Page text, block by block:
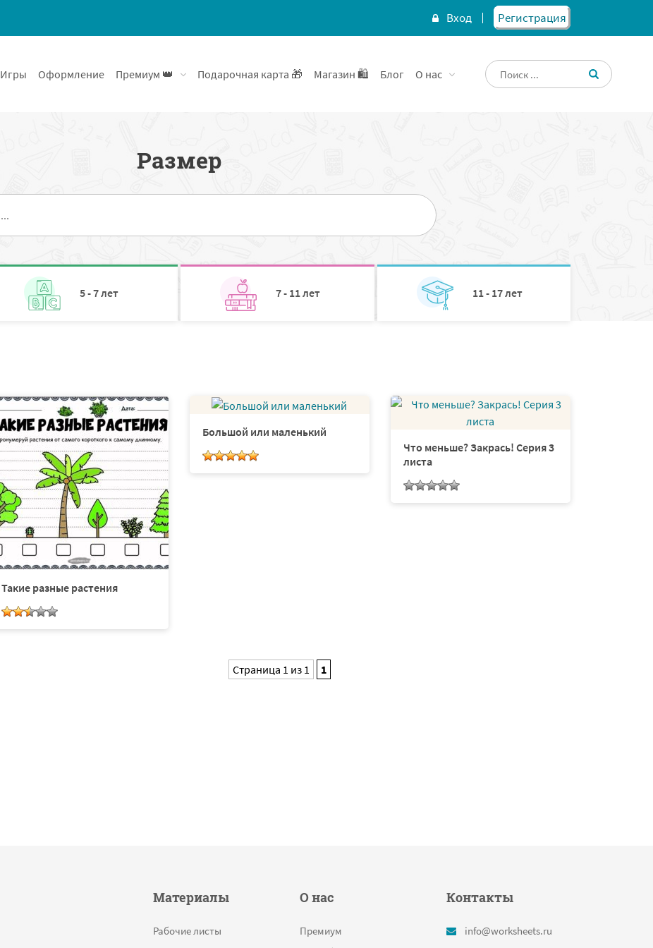
Вход Регистрация
Игры Оформление Премиум 👑 Подарочная карта 🎁 Магазин 🛍️ Блог О нас
Размер
5 - 7 лет 7 - 11 лет 11 - 17 лет
Такие разные растения
Большой или маленький
Что меньше? Закрась! Серия 3
листа
Страница 1 из 1 1
Материалы
Рабочие листы
О нас
Премиум
Контакты
info@worksheets.ru